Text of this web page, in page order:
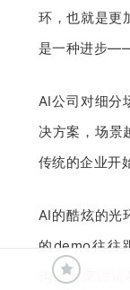
环，也就是更
是一种进步
AI公司对细分
决方案，场景
传统的企业开
AI的酷炫的光
的demo往往
沟。大家讨论